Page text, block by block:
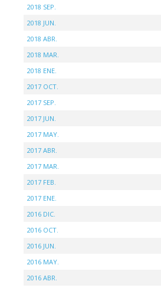
2018 SEP.
2018 JUN.
2018 ABR.
2018 MAR.
2018 ENE.
2017 OCT.
2017 SEP.
2017 JUN.
2017 MAY.
2017 ABR.
2017 MAR.
2017 FEB.
2017 ENE.
2016 DIC.
2016 OCT.
2016 JUN.
2016 MAY.
2016 ABR.